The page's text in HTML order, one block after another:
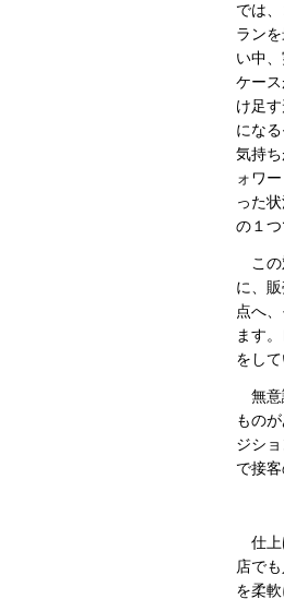
では
ラン
い中
ケー
け足
にな
気持
ォワ
った
の１つ
この
に、
点へ
ます
をして
無意
もの
ジシ
で接
仕上
店で
を柔